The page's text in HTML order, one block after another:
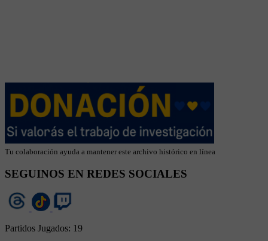
Tu colaboración ayuda a mantener este archivo histórico en línea
SEGUINOS EN REDES SOCIALES
Partidos Jugados: 19